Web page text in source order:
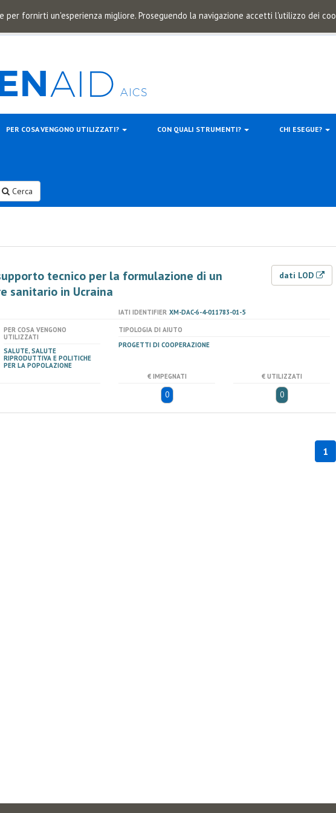
per fornirti un'esperienza migliore. Proseguendo la navigazione accetti l'utilizzo dei
PER COSA VENGONO UTILIZZATI? CON QUALI STRUMENTI? CHI ESEGUE?
Cerca
tecnico per la formulazione di un
sanitario in Ucraina
dati LOD
IATI IDENTIFIER XM-DAC-6-4-011783-01-5
PER COSA VENGONO
UTILIZZATI
SALUTE, SALUTE
RIPRODUTTIVA E POLITICHE
PER LA POPOLAZIONE
TIPOLOGIA DI AIUTO
PROGETTI DI COOPERAZIONE
€ IMPEGNATI
0
€ UTILIZZATI
0
1